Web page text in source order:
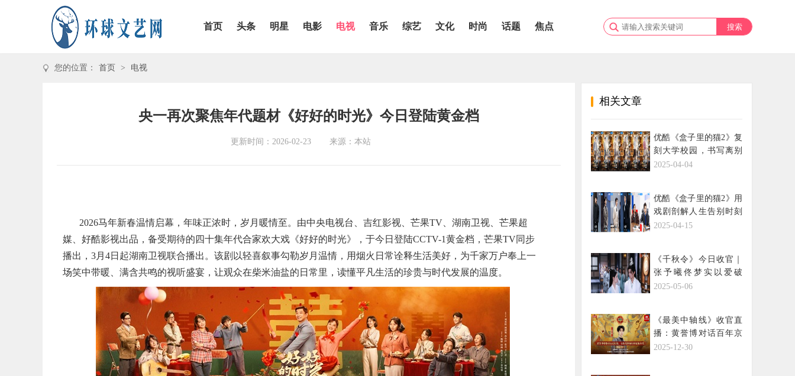
首页 头条 明星 电影 电视 音乐 综艺 文化 时尚 话题 焦点
您的位置： 首页 > 电视
央一再次聚焦年代题材《好好的时光》今日登陆黄金档
更新时间：2026-02-23 来源：本站
2026马年新春温情启幕，年味正浓时，岁月暖情至。由中央电视台、吉红影视、芒果TV、湖南卫视、芒果超
媒、好酷影视出品，备受期待的四十集年代合家欢大戏《好好的时光》，于今日登陆CCTV-1黄金档，芒果TV同步
播出，3月4日起湖南卫视联合播出。该剧以轻喜叙事勾勒岁月温情，用烟火日常诠释生活美好，为千家万户奉上一
场笑中带暖、满含共鸣的视听盛宴，让观众在柴米油盐的日常里，读懂平凡生活的珍贵与时代发展的温度。
相关文章
优酷《盒子里的猫2》复
刻大学校园，书写离别
毕业季预告
2025-04-04
优酷《盒子里的猫2》用
戏剧剖解人生告别时刻
创造笑泪交织的生命启
2025-04-15
《千秋令》今日收官｜
张予曦佟梦实以爱破
局，携手改写轮回命运
2025-05-06
《最美中轴线》收官直
播：黄誉博对话百年京
报馆，触摸新闻人的风
2025-12-30